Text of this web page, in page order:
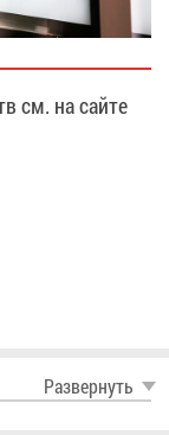
см. насай­те
Раз­вер­нуть